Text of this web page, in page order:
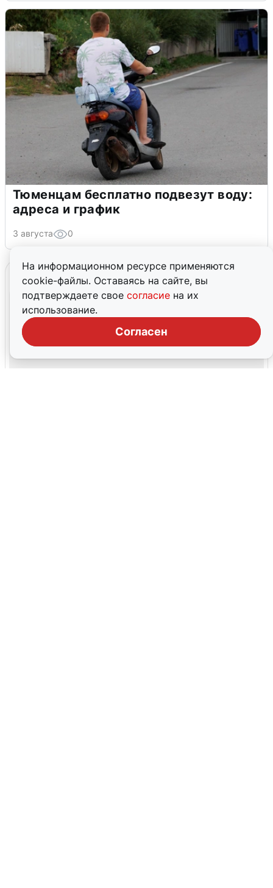
На информационном ресурсе применяются
cookie-файлы. Оставаясь на сайте, вы
подтверждаете свое согласие на их
использование.
Согласен
Тюменцам бесплатно подвезут воду:
адреса и график
3 августа 0